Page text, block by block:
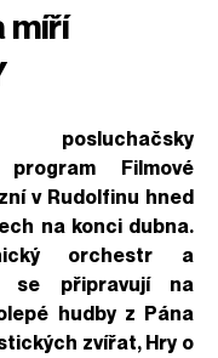
míří
program Filmové
v Rudolfinu hned
na konci dubna.
orchestr a
se připravují na
hudby z Pána
zvířat, Hry o